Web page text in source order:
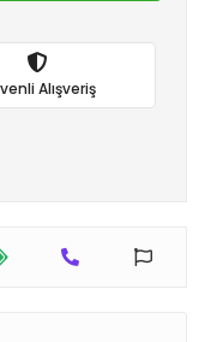
Alışveriş